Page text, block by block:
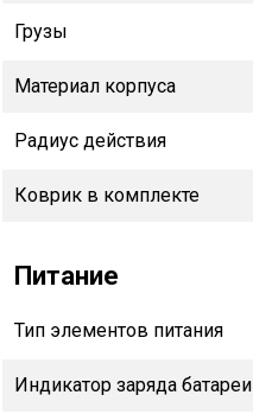
Грузы
Материал корпуса
Радиус действия
Коврик в комплекте
Питание
Тип элементов питания
Индикатор заряда батареи